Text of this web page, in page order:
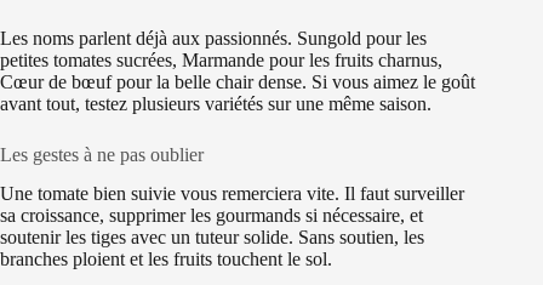
Les noms parlent déjà aux passionnés. Sungold pour les
petites tomates sucrées, Marmande pour les fruits charnus,
Cœur de bœuf pour la belle chair dense. Si vous aimez le goût
avant tout, testez plusieurs variétés sur une même saison.
Les gestes à ne pas oublier
Une tomate bien suivie vous remerciera vite. Il faut surveiller
sa croissance, supprimer les gourmands si nécessaire, et
soutenir les tiges avec un tuteur solide. Sans soutien, les
branches ploient et les fruits touchent le sol.